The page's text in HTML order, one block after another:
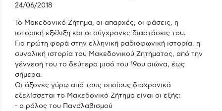
24/06/2018
Το Μακεδονικό Ζήτημα, οι απαρχές, οι φάσεις, η
ιστορική εξέλιξη και οι σύγχρονες διαστάσεις του.
Για πρώτη φορά στην ελληνική ραδιοφωνική ιστορία, η
συνολική ιστορία του Μακεδονικού Ζητήματος, από την
γέννεσή του το δεύτερο μισό του 19ου αιώνα, έως
σήμερα.
Οι άξονες γύρω από τους οποίους διαχρονικά
εξελίσσεται το Μακεδονικό Ζήτημα είναι οι εξής:
- ο ρόλος του Πανσλαβισμού